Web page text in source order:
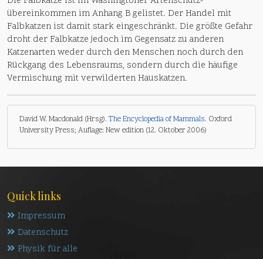
übereinkommen im Anhang B gelistet. Der Handel mit
Falbkatzen ist damit stark eingeschränkt. Die größte Gefahr
droht der Falbkatze jedoch im Gegensatz zu anderen
Katzenarten weder durch den Menschen noch durch den
Rückgang des Lebensraums, sondern durch die häufige
Vermischung mit verwilderten Hauskatzen.
David W. Macdonald (Hrsg). The Encyclopedia of Mammals. Oxford
University Press; Auflage: New edition (12. Oktober 2006)
Quick links
Impressum
Datenschutz
Physik für alle